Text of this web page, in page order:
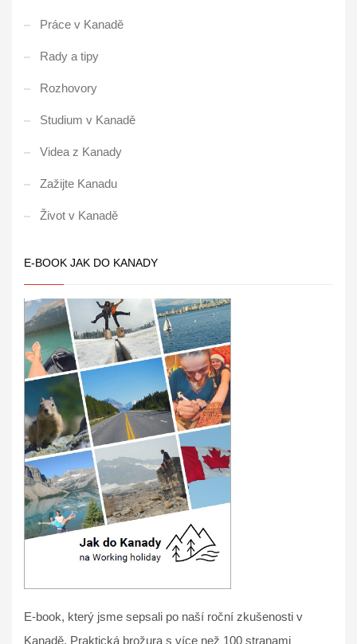
Práce v Kanadě
Rady a tipy
Rozhovory
Studium v Kanadě
Videa z Kanady
Zažijte Kanadu
Život v Kanadě
E-BOOK JAK DO KANADY
E-book, který jsme sepsali po naší roční zkušenosti v
Kanadě. Praktická brožura s více než 100 stranami